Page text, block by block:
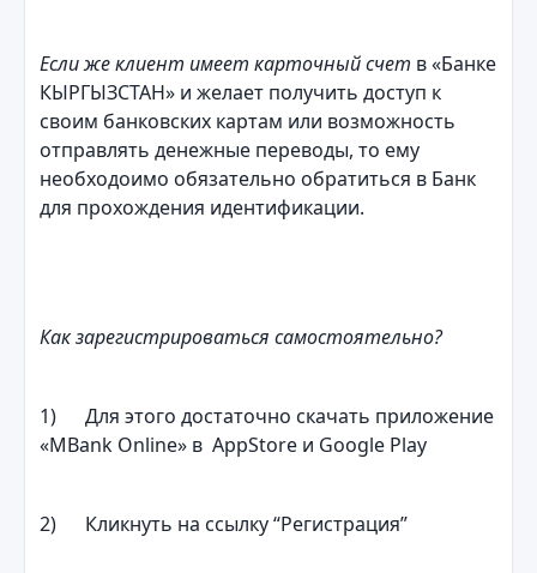
Если же клиент имеет карточный счет в «Банке
КЫРГЫЗСТАН» и желает получить доступ к
своим банковских картам или возможность
отправлять денежные переводы, то ему
необходоимо обязательно обратиться в Банк
для прохождения идентификации.
Как зарегистрироваться самостоятельно?
1) Для этого достаточно скачать приложение
«MBank Online» в AppStore и Google Play
2) Кликнуть на ссылку “Регистрация”